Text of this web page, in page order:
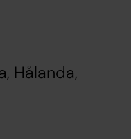
Hålanda,